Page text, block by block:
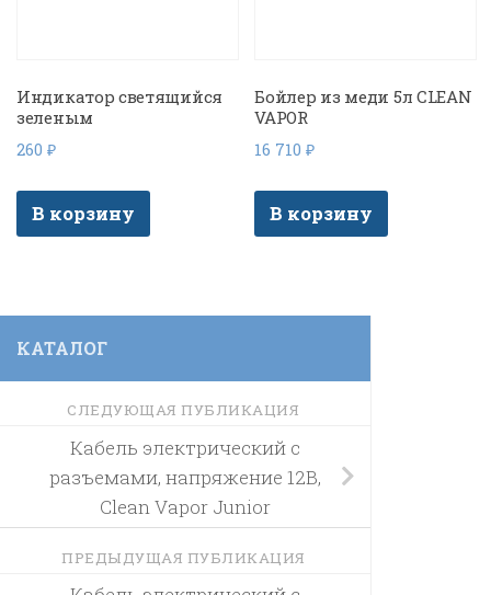
Индикатор светящийся
зеленым
260 ₽
В корзину
Бойлер из меди 5л CLEAN
VAPOR
16 710₽
В корзину
КАТАЛОГ
СЛЕДУЮЩАЯ ПУБЛИКАЦИЯ
Кабель электрический с
разъемами, напряжение 12В,
Clean Vapor Junior
ПРЕДЫДУЩАЯ ПУБЛИКАЦИЯ